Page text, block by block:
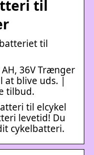
til
til
36V Trænger
at blive uds. |
tilbud.
til elcykel
levetid! Du
cykelbatteri.